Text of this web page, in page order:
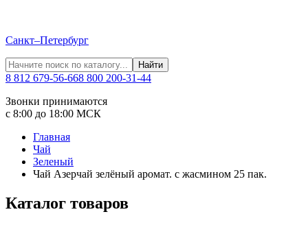
Санкт–Петербург
Найти
8 812 679-56-668 800 200-31-44
Звонки принимаются
с 8:00 до 18:00 МСК
Главная
Чай
Зеленый
Чай Азерчай зелёный аромат. с жасмином 25 пак.
Каталог товаров